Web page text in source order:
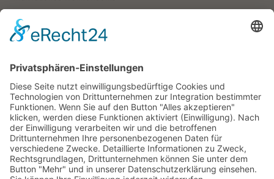
KONTAKT
Atelier für Innenraumgestaltung
Am Born 9
Telefon: 0163 8479897
RECHTLICHES
Impressum
Datenschutz
AGB
Widerrufsbelehrung